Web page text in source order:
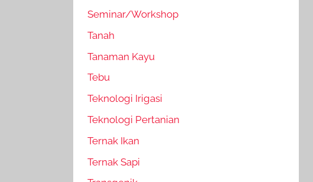
Seminar/Workshop
Tanah
Tanaman Kayu
Tebu
Teknologi Irigasi
Teknologi Pertanian
Ternak Ikan
Ternak Sapi